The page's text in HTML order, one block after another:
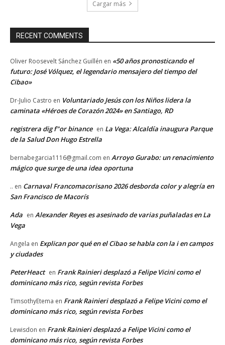
Cargar más
RECENT COMMENTS
Oliver Roosevelt Sánchez Guillén en «50 años pronosticando el
futuro: José Vólquez, el legendario mensajero del tiempo del
Cibao»
Dr-Julio Castro en Voluntariado Jesús con los Niños lidera la
caminata «Héroes de Corazón 2024» en Santiago, RD
registrera dig f"or binance en La Vega: Alcaldía inaugura Parque
de la Salud Don Hugo Estrella
bernabegarcia1116@gmail.com en Arroyo Gurabo: un renacimiento
mágico que surge de una idea oportuna
.. en Carnaval Francomacorisano 2026 desborda color y alegría en
San Francisco de Macorís
Ada en Alexander Reyes es asesinado de varias puñaladas en La
Vega
Angela en Explican por qué en el Cibao se habla con la i en campos
y ciudades
PeterHeact en Frank Rainieri desplazó a Felipe Vicini como el
dominicano más rico, según revista Forbes
TimsothyEtema en Frank Rainieri desplazó a Felipe Vicini como el
dominicano más rico, según revista Forbes
Lewisdon en Frank Rainieri desplazó a Felipe Vicini como el
dominicano más rico, según revista Forbes